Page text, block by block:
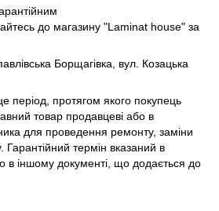
до магазину "Laminat house" за
Борщагівка, вул. Козацька
період, протягом якого покупець
товар продавцеві або в
для проведення ремонту, заміни
термін вказаний в
в іншому документі, що додається до